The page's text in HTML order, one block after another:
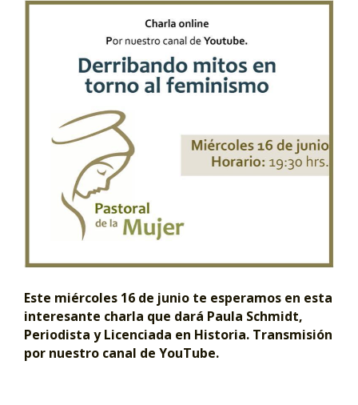
Este miércoles 16 de junio te esperamos en esta
interesante charla que dará Paula Schmidt,
Periodista y Licenciada en Historia. Transmisión
por nuestro canal de YouTube.